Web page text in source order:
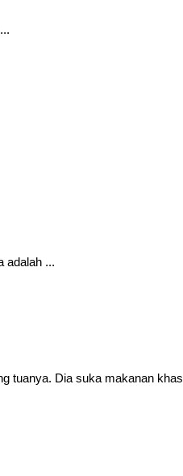
adalah ...
tuanya. Dia suka makanan khas